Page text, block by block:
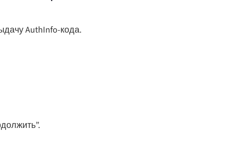
AuthInfo-кода.